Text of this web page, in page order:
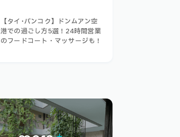
【タイ･バンコク】ドンムアン空
港での過ごし方5選！24時間営業
のフードコート・マッサージも！